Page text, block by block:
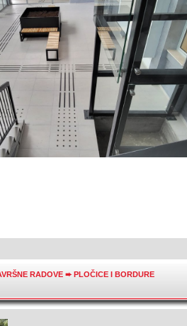
RADOVE ➨PLOČICE I BORDURE